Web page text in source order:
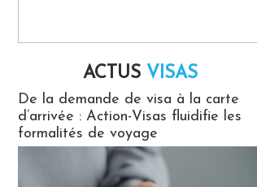
ACTUS VISAS
De la demande de visa à la carte
d’arrivée : Action-Visas fluidifie les
formalités de voyage